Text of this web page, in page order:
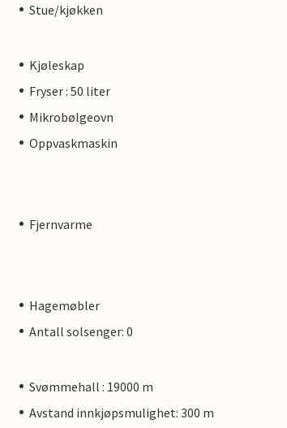
Stue/kjøkken
Kjøleskap
Fryser : 50 liter
Mikrobølgeovn
Oppvaskmaskin
Fjernvarme
Hagemøbler
Antall solsenger: 0
Svømmehall : 19000 m
Avstand innkjøpsmulighet: 300 m